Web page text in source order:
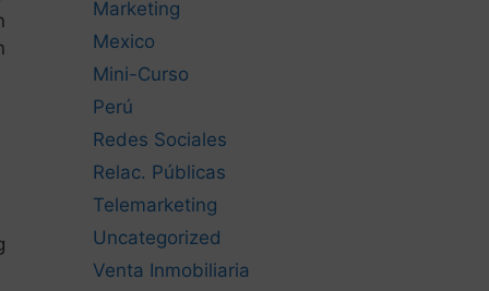
Marketing
Mexico
Mini-Curso
Perú
Redes Sociales
Relac. Públicas
Telemarketing
Uncategorized
Venta Inmobiliaria